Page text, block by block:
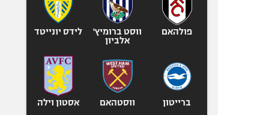
כדורעף
שחייה
ג'ודו
אגרוף
ספורט אולימפי
פולהאם
ווסט ברומיץ'
אלביון
לידס יונייטד
ברייטון ווסטהאם אסטון וילה